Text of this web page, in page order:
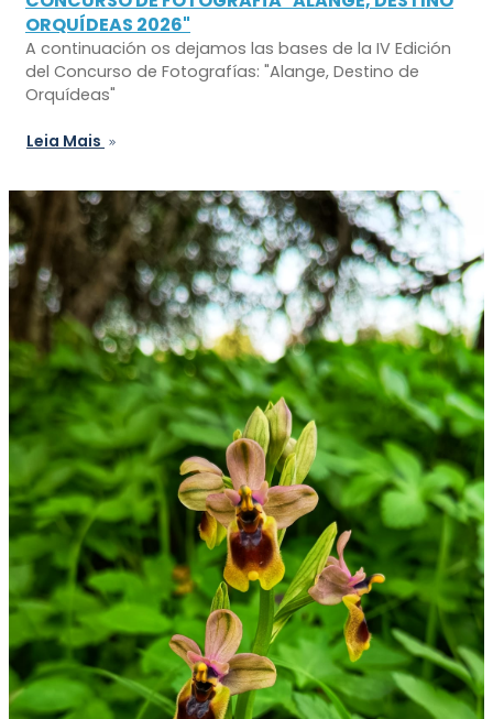
ORQUÍDEAS 2026"
A continuación os dejamos las bases de la IV Edición
del Concurso de Fotografías: "Alange, Destino de
Orquídeas"
Leia Mais